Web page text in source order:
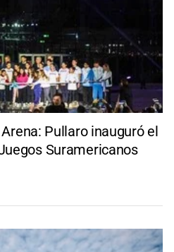
Pullaro inauguró el
Suramericanos